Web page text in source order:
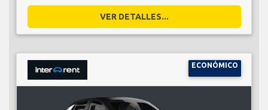
VER DETALLES...
ECONÓMICO